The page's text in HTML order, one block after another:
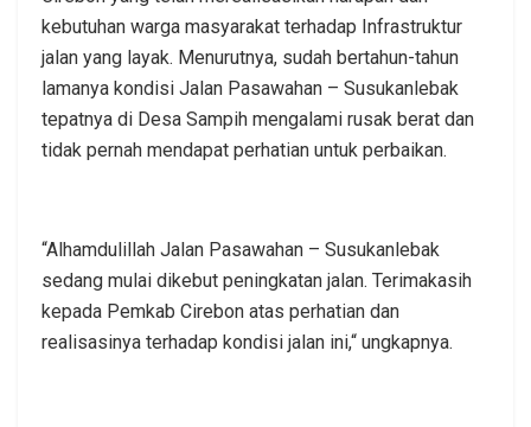
kebutuhan warga masyarakat terhadap Infrastruktur
jalan yang layak. Menurutnya, sudah bertahun-tahun
lamanya kondisi Jalan Pasawahan – Susukanlebak
tepatnya di Desa Sampih mengalami rusak berat dan
tidak pernah mendapat perhatian untuk perbaikan.
“Alhamdulillah Jalan Pasawahan – Susukanlebak
sedang mulai dikebut peningkatan jalan. Terimakasih
kepada Pemkab Cirebon atas perhatian dan
realisasinya terhadap kondisi jalan ini,“ ungkapnya.